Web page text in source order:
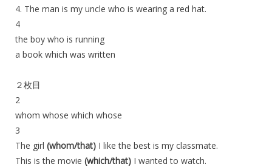
4. The man is my uncle who is wearing a red hat.
4
the boy who is running
a book which was written
２枚目
2
whom whose which whose
3
The girl (whom/that) I like the best is my classmate.
This is the movie (which/that) I wanted to watch.